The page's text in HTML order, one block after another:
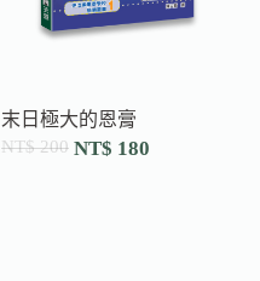
末日極大的恩膏
NT$200 NT$ 180